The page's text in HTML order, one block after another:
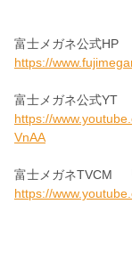
富士メガネ公式HP
https://
富士メガネ公式YT
https://
VnAA
富士メガネTVCM
https://